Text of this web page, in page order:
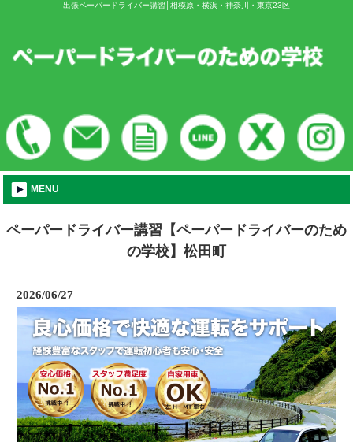
出張ペーパードライバー講習│相模原・横浜・神奈川・東京23区
MENU
ペーパードライバー講習【ペーパードライバーのため
の学校】松田町
2026/06/27